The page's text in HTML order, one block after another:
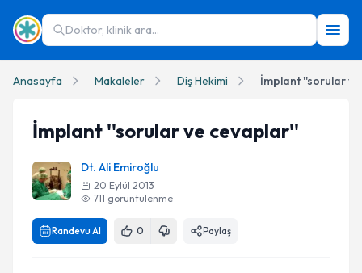
Doktor, klinik ara...
Anasayfa Makaleler Diş Hekimi İmplant ''sorular
İmplant ''sorular ve cevaplar''
Dt. Ali Emiroğlu
20 Eylül 2013
711 görüntülenme
Randevu Al 0 Paylaş